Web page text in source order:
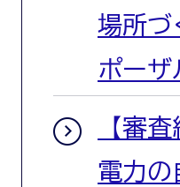
場所づ
ポーザ
【審
電力の